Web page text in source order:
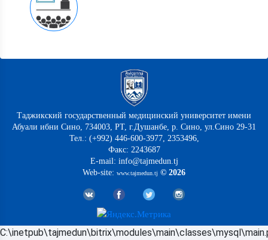
Таджикский государственный медицинский университет имени
Абуали ибни Сино, 734003, РТ, г.Душанбе, р. Сино, ул.Сино 29-31
Тел.: (+992) 446-600-3977, 2353496,
Факс: 2243687
E-mail: info@tajmedun.tj
Web-site: www.tajmedun.tj © 2026